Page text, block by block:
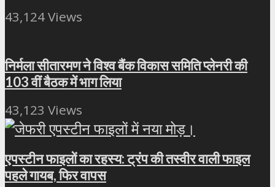
43,124 Views
निर्मला सीतारमण ने विश्व बैंक विकास समिति प्लेनरी की
103 वीं बैठक में भाग लिया
43,123 Views
एपस्टीन फाइलों का रहस्य: ट्रंप की तस्वीर वाली फाइल
पहले गायब, फिर वापस